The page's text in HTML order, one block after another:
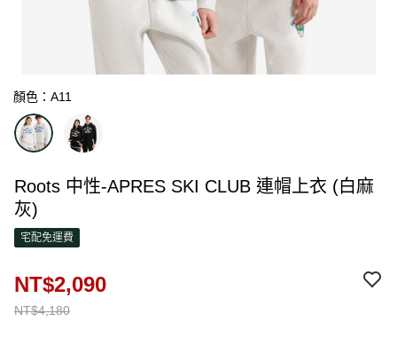
顏色：A11
Roots 中性-APRES SKI CLUB 連帽上衣 (白麻
灰)
宅配免運費
NT$4,180
NT$2,090